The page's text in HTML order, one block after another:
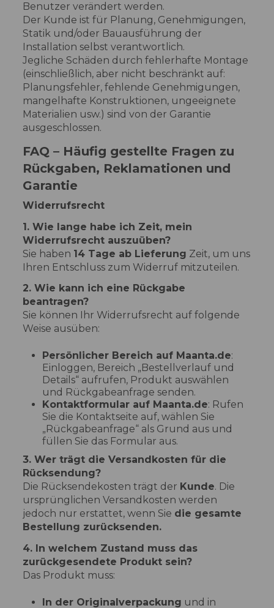
Benutzer verändert werden.
Der Kunde ist für Planung, Genehmigungen,
Statik und/oder Bauausführung der
Installation selbst verantwortlich.
Jegliche Schäden durch fehlerhafte Montage
(einschließlich, aber nicht beschränkt auf:
Planungsfehler, fehlende Genehmigungen,
mangelhafte Konstruktionen, ungeeignete
Materialien usw.) sind von der Garantie
ausgeschlossen.
FAQ – Häufig gestellte Fragen zu
Rückgaben, Reklamationen und
Garantie
Widerrufsrecht
1. Wie lange habe ich Zeit, mein
Widerrufsrecht auszuüben?
Sie haben 14 Tage ab Lieferung Zeit, um uns
Ihren Entschluss zum Widerruf mitzuteilen.
2. Wie kann ich eine Rückgabe
beantragen?
Sie können Ihr Widerrufsrecht auf folgende
Weise ausüben:
Persönlicher Bereich auf Maanta.de:
Einloggen, Bereich „Bestellverlauf und
Details“ aufrufen, Produkt auswählen
und Rückgabeanfrage senden.
Kontaktformular auf Maanta.de: Rufen
Sie die Kontaktseite auf, wählen Sie
„Rückgabeanfrage“ als Grund aus und
füllen Sie das Formular aus.
3. Wer trägt die Versandkosten für die
Rücksendung?
Die Rücksendekosten trägt der Kunde. Die
ursprünglichen Versandkosten werden
jedoch nur erstattet, wenn Sie die gesamte
Bestellung zurücksenden.
4. In welchem Zustand muss das
zurückgesendete Produkt sein?
Das Produkt muss:
In der Originalverpackung und in